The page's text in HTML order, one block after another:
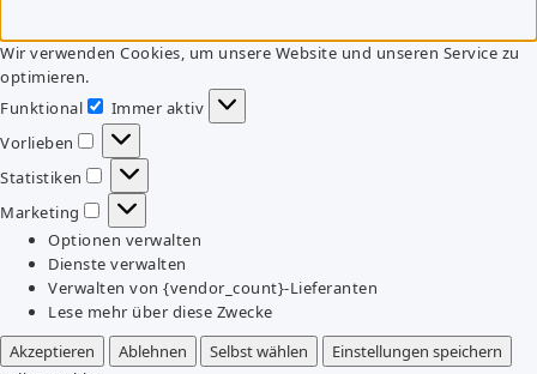
Wir verwenden Cookies, um unsere Website und unseren Service zu
optimieren.
Funktional
Funktional
Immer aktiv
Vorlieben
Vorlieben
Statistiken
Statistiken
Marketing
Marketing
Optionen verwalten
Dienste verwalten
Verwalten von {vendor_count}-Lieferanten
Lese mehr über diese Zwecke
Akzeptieren
Ablehnen Selbst wählen
Einstellungen speichern